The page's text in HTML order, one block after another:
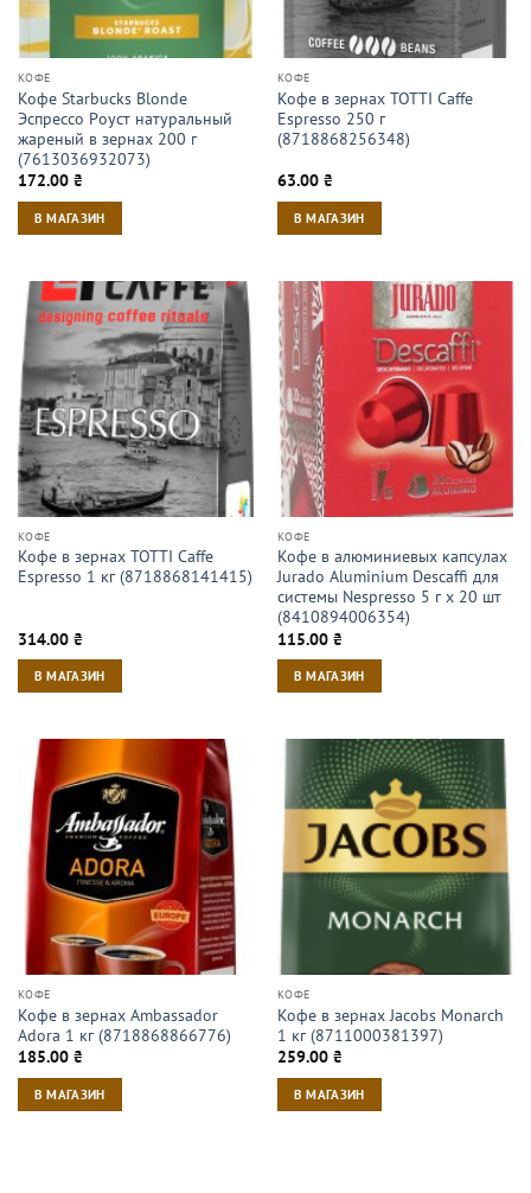
КОФЕ
Кофе Starbucks Blonde
Эспрессо Роуст натуральный
жареный в зернах 200 г
(7613036932073)
172.00 ₴
В МАГАЗИН
КОФЕ
Кофе в зернах TOTTI Caffe
Espresso 250 г
(8718868256348)
63.00 ₴
В МАГАЗИН
КОФЕ
Кофе в зернах TOTTI Caffe
Espresso 1 кг (8718868141415)
314.00 ₴
В МАГАЗИН
КОФЕ
Кофе в алюминиевых капсулах
Jurado Aluminium Descaffi для
системы Nespresso 5 г х 20 шт
(8410894006354)
115.00 ₴
В МАГАЗИН
КОФЕ
Кофе в зернах Ambassador
Adora 1 кг (8718868866776)
185.00 ₴
В МАГАЗИН
КОФЕ
Кофе в зернах Jacobs Monarch
1 кг (8711000381397)
259.00 ₴
В МАГАЗИН